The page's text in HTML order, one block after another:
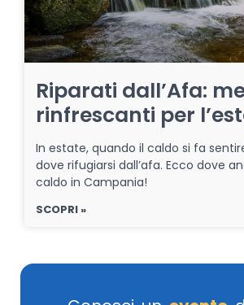
Riparati dall’Afa:
rinfrescanti per
In estate, quando il caldo si fa
dove rifugiarsi dall’afa. Ecco dove
caldo in Campania!
SCOPRI »